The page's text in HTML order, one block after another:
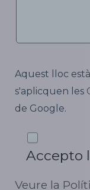
Aquest lloc
s'aplicquen les
de Google.
Accepto
Veure la